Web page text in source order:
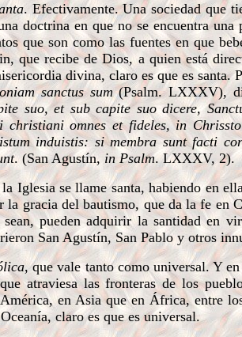
. Efectivamente. Una sociedad que
doctrina en que no se encuentra
que son como las fuentes en que
que recibe de Dios, a quien está
divina, claro es que es santa.
sanctus sum(Psalm. LXXXV),
suo, et sub capite suo dicere,
christiani omnes et fideles, in
induistis: si membra sunt facti
. (San Agustín, in Psalm. LXXXV, 2).
Iglesia se llame santa, habiendo en
la gracia del bautismo, que da la fe en
pueden adquirir la santidad en
San Agustín, San Pablo y otros
, que vale tanto como universal. Y
atraviesa las fronteras de los
en Asia que en África, entre
claro es que es universal.